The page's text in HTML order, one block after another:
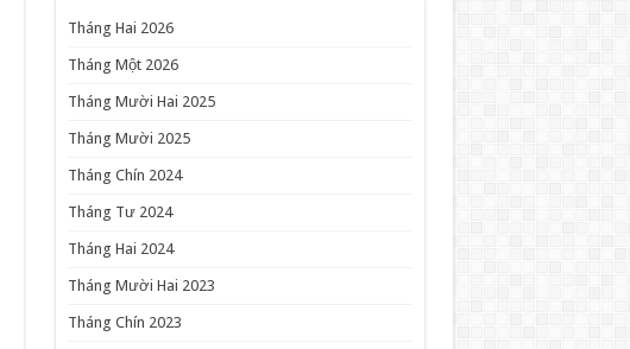
Tháng Hai 2026
Tháng Một 2026
Tháng Mười Hai 2025
Tháng Mười 2025
Tháng Chín 2024
Tháng Tư 2024
Tháng Hai 2024
Tháng Mười Hai 2023
Tháng Chín 2023